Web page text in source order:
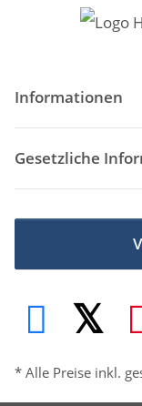
Informationen
Gesetzliche
* Alle Preise inkl.